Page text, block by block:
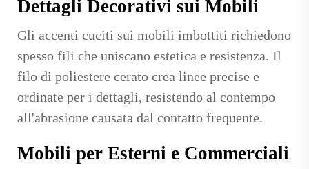
Dettagli Decorativi sui Mobili
Gli accenti cuciti sui mobili imbottiti richiedono
spesso fili che uniscano estetica e resistenza. Il
filo di poliestere cerato crea linee precise e
ordinate per i dettagli, resistendo al contempo
all'abrasione causata dal contatto frequente.
Mobili per Esterni e Commerciali